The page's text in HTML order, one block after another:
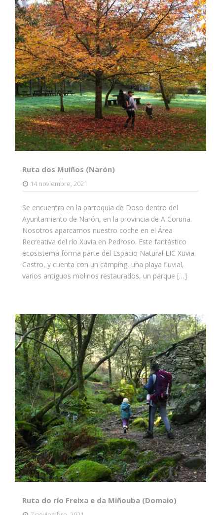
Ruta dos Muiños (Narón)
14 noviembre, 2021
Se encuentra en la parroquia de Doso dentro del
Ayuntamiento de Narón, en la provincia de A Coruña.
Nosotros aparcamos nuestro coche en el Área
Recreativa del río Xuvia en Pedroso. Este fantástico
ecosistema forma parte del Espacio Natural LIC Xuvia-
Castro, y cuenta con un cámping, una playa fluvial,
varios antiguos molinos restaurados, un parque […]
Ruta do río Freixa e da Miñouba (Domaio)